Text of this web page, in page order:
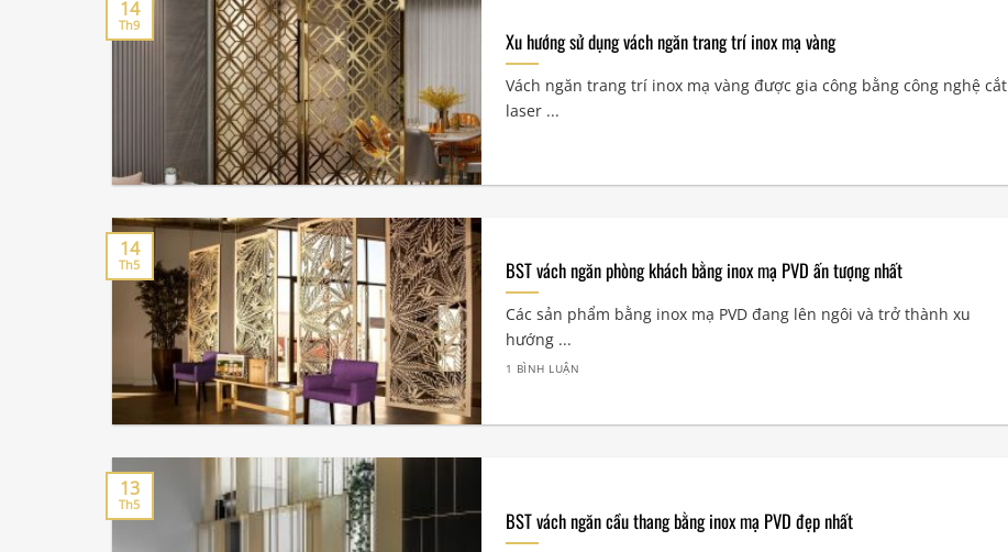
Xu hướng sử dụng vách ngăn trang trí inox mạ vàng
Vách ngăn trang trí inox mạ vàng được gia công bằng công nghệ cắt
laser ...
14
Th9
BST vách ngăn phòng khách bằng inox mạ PVD ấn tượng nhất
Các sản phẩm bằng inox mạ PVD đang lên ngôi và trở thành xu
hướng ...
1 BÌNH LUẬN
14
Th5
BST vách ngăn cầu thang bằng inox mạ PVD đẹp nhất
13
Th5